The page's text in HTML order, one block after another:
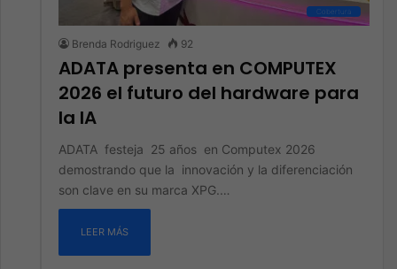
Cobertura
Brenda Rodriguez 92
ADATA presenta en COMPUTEX
2026 el futuro del hardware para
la IA
ADATA festeja 25 años en Computex 2026
demostrando que la innovación y la diferenciación
son clave en su marca XPG.…
LEER MÁS